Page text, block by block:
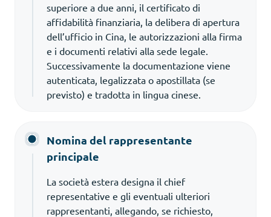
superiore a due anni, il certificato di
affidabilità finanziaria, la delibera di apertura
dell’ufficio in Cina, le autorizzazioni alla firma
e i documenti relativi alla sede legale.
Successivamente la documentazione viene
autenticata, legalizzata o apostillata (se
previsto) e tradotta in lingua cinese.
Nomina del rappresentante
principale
La società estera designa il chief
representative e gli eventuali ulteriori
rappresentanti, allegando, se richiesto,